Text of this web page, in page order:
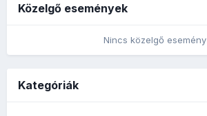
Közelgő események
Nincs közelgő esemény
Kategóriák